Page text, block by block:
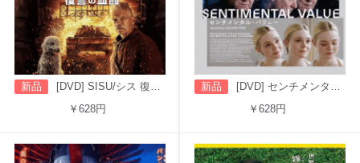
新品
[DVD] SISU/シス 復讐の血闘（字幕版）
￥628円
新品
[DVD] センチメンタル・バリュー
￥628円